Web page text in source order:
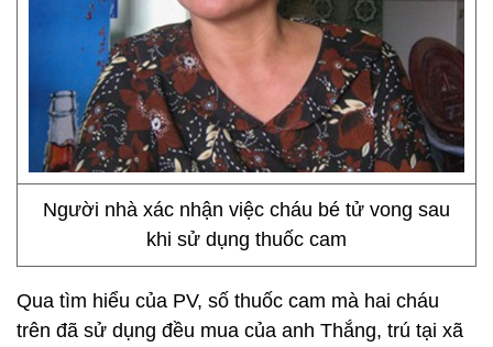
Người nhà xác nhận việc cháu bé tử vong sau
khi sử dụng thuốc cam
Qua tìm hiểu của PV, số thuốc cam mà hai cháu
trên đã sử dụng đều mua của anh Thắng, trú tại xã